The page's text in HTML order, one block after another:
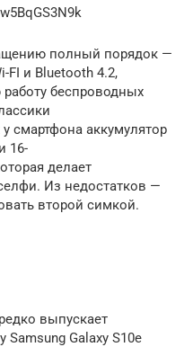
полный порядок —
FI и Bluetooth 4.2,
беспроводных
смартфона аккумулятор
16-
делает
Из недостатков —
второй симкой.
выпускает
Galaxy S10e